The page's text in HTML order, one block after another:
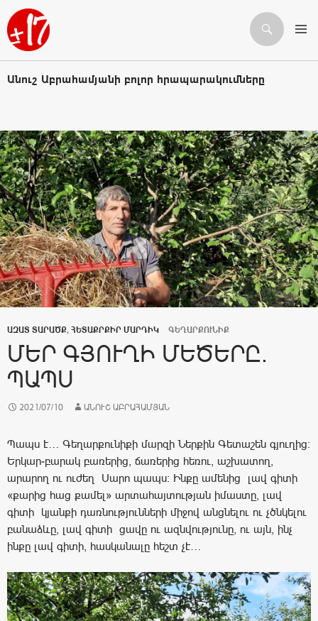
Որոնում
ԱՆՑՆԵԼ ԲՈՎԱՆԴԱԿՈՒԹՅԱՆԸ
Անուշ Աբրահամյանի բոլոր հրապարակումները
ԱԶԱՏ ՏԱՐԱԾՔ, ՀԵՏԱՔՐՔԻՐ ՄԱՐԴԻԿ ԳԵՂԱՐՔՈՒՆԻՔ
ՄԵՐ ԳՅՈՒՂԻ ՄԵԾԵՐԸ.
ՊԱՊՍ
2021/07/10 ԱՆՈՒՇ ԱԲՐԱՀԱՄՅԱՆ
Պապս է… Գեղարքունիքի մարզի Ներքին Գետաշեն գյուղից:
Երկար-բարակ բառերից, ճառերից հեռու, աշխատող,
արարող ու ուժեղ Սարո պապս։ Ինքը ամենից լավ գիտի
«քարից հաց քամել» արտահայտության իմաստը, լավ
գիտի կյանքի դառնությունների միջով անցնելու ու չծնկելու
բանաձևը, լավ գիտի ցավը ու ազնվությունը, ու այն, ինչ
ինքը լավ գիտի, հասկանալը հեշտ չէ…